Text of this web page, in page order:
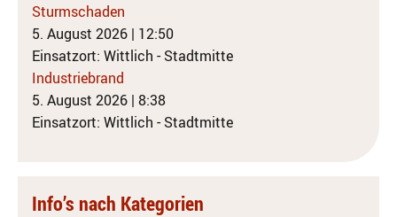
Sturmschaden
5. August 2026 | 12:50
Einsatzort: Wittlich - Stadtmitte
Industriebrand
5. August 2026 | 8:38
Einsatzort: Wittlich - Stadtmitte
Info’s nach Kategorien